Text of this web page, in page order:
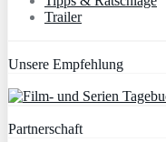
Trailer
Unsere Empfehlung
Partnerschaft